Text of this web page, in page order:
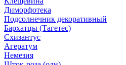
Диморфотека
Подсолнечник декоративный
Бархатцы (Тагетес)
Схизантус
Агератум
Немезия